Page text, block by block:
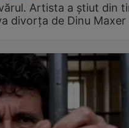
Artista a știut din
divorța de Dinu Maxer